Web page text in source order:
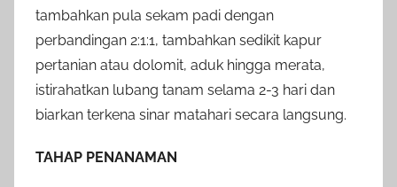
tambahkan pula sekam padi dengan
perbandingan 2:1:1, tambahkan sedikit kapur
pertanian atau dolomit, aduk hingga merata,
istirahatkan lubang tanam selama 2-3 hari dan
biarkan terkena sinar matahari secara langsung.
TAHAP PENANAMAN